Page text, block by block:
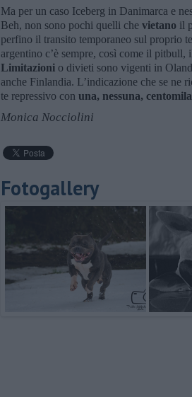
Ma per un caso Iceberg in Danimarca e
Beh, non sono pochi quelli che vietano il
perfino il transito temporaneo sul proprio
argentino c’è sempre, così come il
Limitazioni o divieti sono vigenti in
anche Finlandia. L’indicazione che se ne
te repressivo con una, nessuna,
Monica Nocciolini
Fotogallery